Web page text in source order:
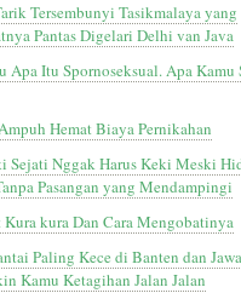
Tersembunyi Tasikmalaya yang
Pantas Digelari Delhi van Java
Apa Itu Spornoseksual. Apa Kamu
Hemat Biaya Pernikahan
Sejati Nggak Harus Keki Meski
Pasangan yang Mendampingi
kura Dan Cara Mengobatinya
Paling Kece di Banten dan
Kamu Ketagihan Jalan Jalan